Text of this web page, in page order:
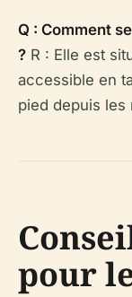
Q : Comment
? R : Elle est
accessible en
pied depuis les
pour